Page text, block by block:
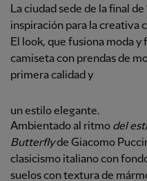
La ciudad sede de la final
inspiración para la creativa
El look, que fusiona moda
camiseta con prendas de
primera calidad y
un estilo elegante.
Ambientado al ritmo del
Butterflyde Giacomo
clasicismo italiano con
suelos con textura de